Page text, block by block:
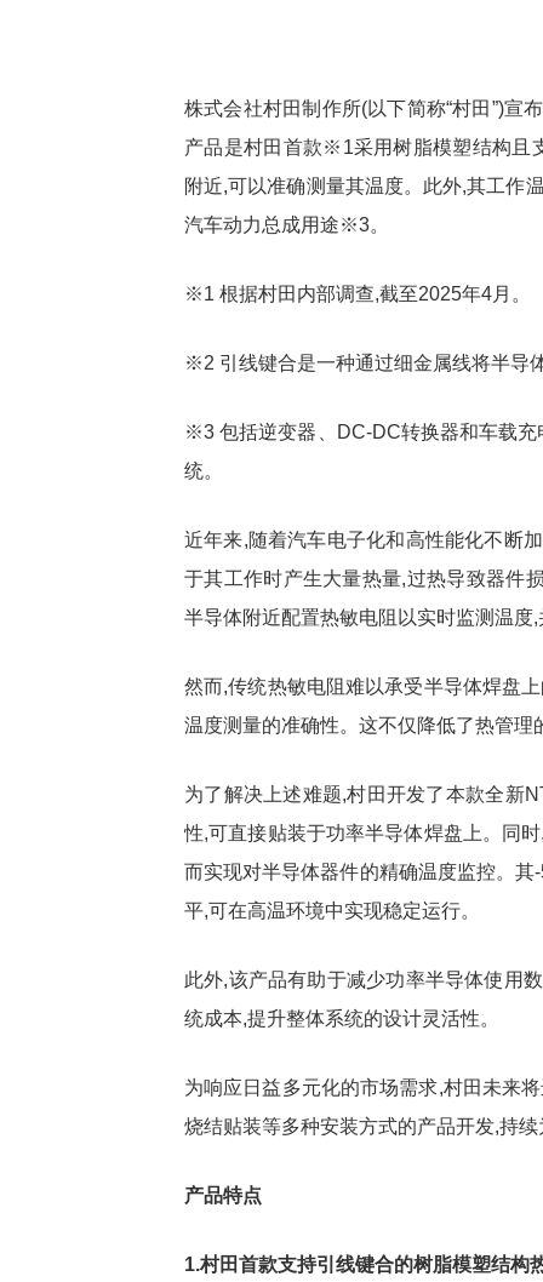
株式会社村田制作所(以下简称“村田”)宣
产品是村田首款※1采用树脂模塑结构且
附近,可以准确测量其温度。此外,其工作
汽车动力总成用途※3。
※1 根据村田内部调查,截至2025年4月。
※2 引线键合是一种通过细金属线将半导
※3 包括逆变器、DC-DC转换器和车载
统。
近年来,随着汽车电子化和高性能化不断
于其工作时产生大量热量,过热导致器件
半导体附近配置热敏电阻以实时监测温
然而,传统热敏电阻难以承受半导体焊盘
温度测量的准确性。这不仅降低了热管
为了解决上述难题,村田开发了本款全新
性,可直接贴装于功率半导体焊盘上。同
而实现对半导体器件的精确温度监控。
平,可在高温环境中实现稳定运行。
此外,该产品有助于减少功率半导体使用
统成本,提升整体系统的设计灵活性。
为响应日益多元化的市场需求,村田未来
烧结贴装等多种安装方式的产品开发,持
产品特点
1.村田首款支持引线键合的树脂模塑结构